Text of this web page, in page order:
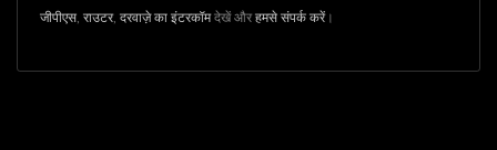
जीपीएस राउटर, दरवाज़े का इंटरकॉमदेखें और हमसे संपर्क करें।